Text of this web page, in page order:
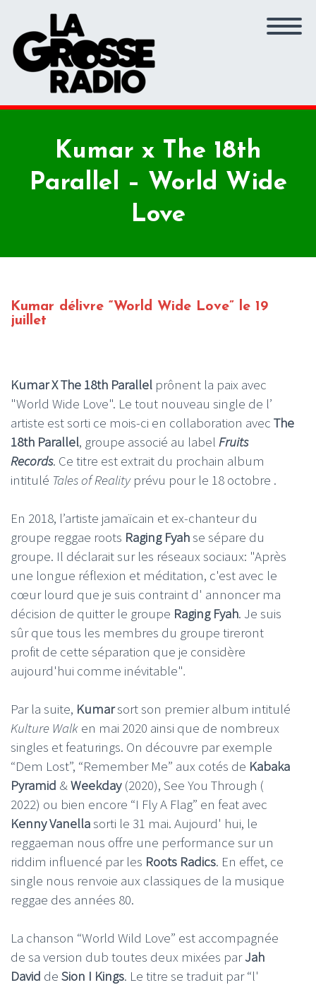
Kumar x The 18th
Parallel – World Wide
Love
Kumar délivre “World Wide Love” le 19
juillet
Kumar X The 18th Parallel prônent la paix avec
"World Wide Love". Le tout nouveau single de l’
artiste est sorti ce mois-ci en collaboration avec The
18th Parallel, groupe associé au label Fruits
Records. Ce titre est extrait du prochain album
intitulé Tales of Reality prévu pour le 18 octobre .
En 2018, l’artiste jamaïcain et ex-chanteur du
groupe reggae roots Raging Fyahse sépare du
groupe. Il déclarait sur les réseaux sociaux: "Après
une longue réflexion et méditation, c'est avec le
cœur lourd que je suis contraint d' annoncer ma
décision de quitter le groupe Raging Fyah. Je suis
sûr que tous les membres du groupe tireront
profit de cette séparation que je considère
aujourd'hui comme inévitable".
Par la suite, Kumarsort son premier album intitulé
Kulture Walk en mai 2020 ainsi que de nombreux
singles et featurings. On découvre par exemple
“Dem Lost”, “Remember Me” aux cotés de Kabaka
Pyramid & Weekday (2020), See You Through (
2022) ou bien encore “I Fly A Flag” en feat avec
Kenny Vanellasorti le 31 mai. Aujourd' hui, le
reggaeman nous offre une performance sur un
riddim influencé par les Roots Radics. En effet, ce
single nous renvoie aux classiques de la musique
reggae des années 80.
La chanson “World Wild Love” est accompagnée
de sa version dub toutes deux mixées parJah
David de Sion I Kings. Le titre se traduit par “l'